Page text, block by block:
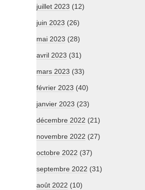
juillet 2023 (12)
juin 2023 (26)
mai 2023 (28)
avril 2023 (31)
mars 2023 (33)
février 2023 (40)
janvier 2023 (23)
décembre 2022 (21)
novembre 2022 (27)
octobre 2022 (37)
septembre 2022 (31)
août 2022 (10)